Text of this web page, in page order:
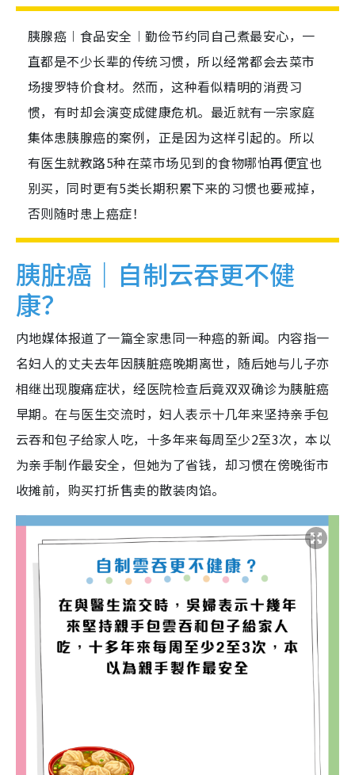
胰腺癌︱食品安全︱勤俭节约同自己煮最安心，一
直都是不少长辈的传统习惯，所以经常都会去菜市
场搜罗特价食材。然而，这种看似精明的消费习
惯，有时却会演变成健康危机。最近就有一宗家庭
集体患胰腺癌的案例，正是因为这样引起的。所以
有医生就教路5种在菜市场见到的食物哪怕再便宜也
别买，同时更有5类长期积累下来的习惯也要戒掉，
否则随时患上癌症！
胰脏癌｜自制云吞更不健
康？
内地媒体报道了一篇全家患同一种癌的新闻。内容指一
名妇人的丈夫去年因胰脏癌晚期离世，随后她与儿子亦
相继出现腹痛症状，经医院检查后竟双双确诊为胰脏癌
早期。在与医生交流时，妇人表示十几年来坚持亲手包
云吞和包子给家人吃，十多年来每周至少2至3次，本以
为亲手制作最安全，但她为了省钱，却习惯在傍晚街市
收摊前，购买打折售卖的散装肉馅。